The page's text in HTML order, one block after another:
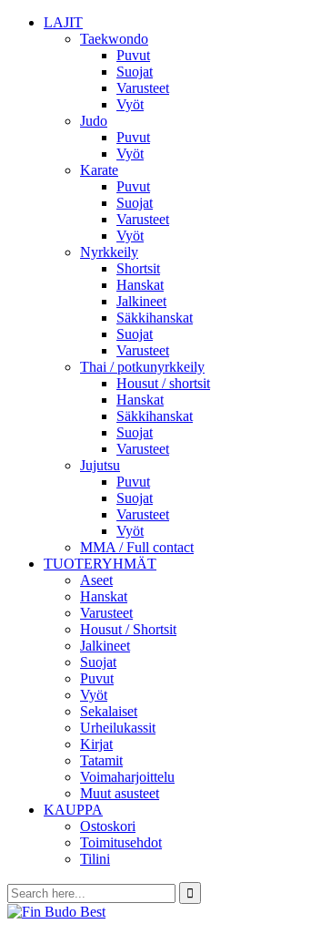
LAJIT
Taekwondo
Puvut
Suojat
Varusteet
Vyöt
Judo
Puvut
Vyöt
Karate
Puvut
Suojat
Varusteet
Vyöt
Nyrkkeily
Shortsit
Hanskat
Jalkineet
Säkkihanskat
Suojat
Varusteet
Thai / potkunyrkkeily
Housut / shortsit
Hanskat
Säkkihanskat
Suojat
Varusteet
Jujutsu
Puvut
Suojat
Varusteet
Vyöt
MMA / Full contact
TUOTERYHMÄT
Aseet
Hanskat
Varusteet
Housut / Shortsit
Jalkineet
Suojat
Puvut
Vyöt
Sekalaiset
Urheilukassit
Kirjat
Tatamit
Voimaharjoittelu
Muut asusteet
KAUPPA
Ostoskori
Toimitusehdot
Tilini